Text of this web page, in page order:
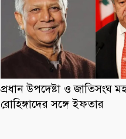
প্রধান উপদেষ্টা ও জাতিসংঘ
রোহিঙ্গাদের সঙ্গে ইফতার